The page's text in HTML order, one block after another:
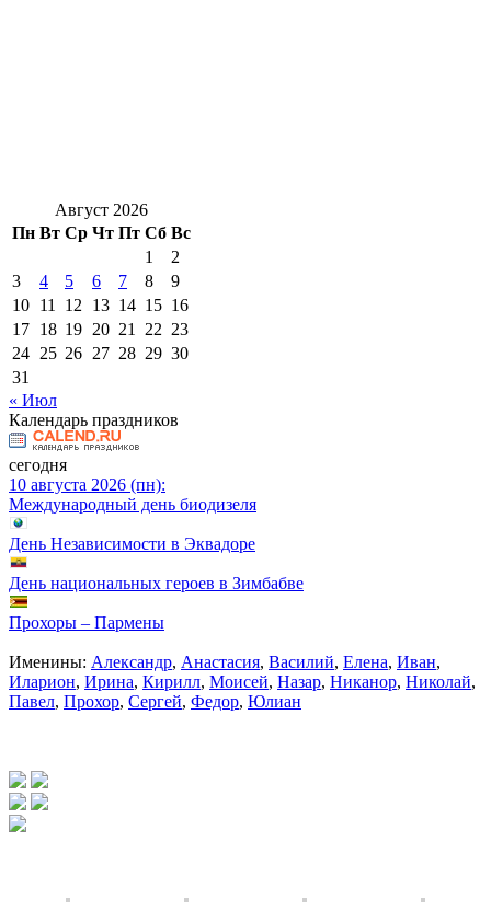
Август 2026
Пн Вт Ср Чт Пт Сб Вс
1
2
3
4 5 6 7 8
9
10 11 12 13 14 15 16
17 18 19 20 21 22 23
24 25 26 27 28 29 30
31
« Июл
Календарь праздников
сегодня
10 августа 2026 (пн):
Международный день биодизеля
День Независимости в Эквадоре
День национальных героев в Зимбабве
Прохоры – Пармены
Именины: Александр, Анастасия, Василий, Елена, Иван,
Иларион, Ирина, Кирилл, Моисей, Назар, Никанор, Николай,
Павел, Прохор, Сергей, Федор, Юлиан